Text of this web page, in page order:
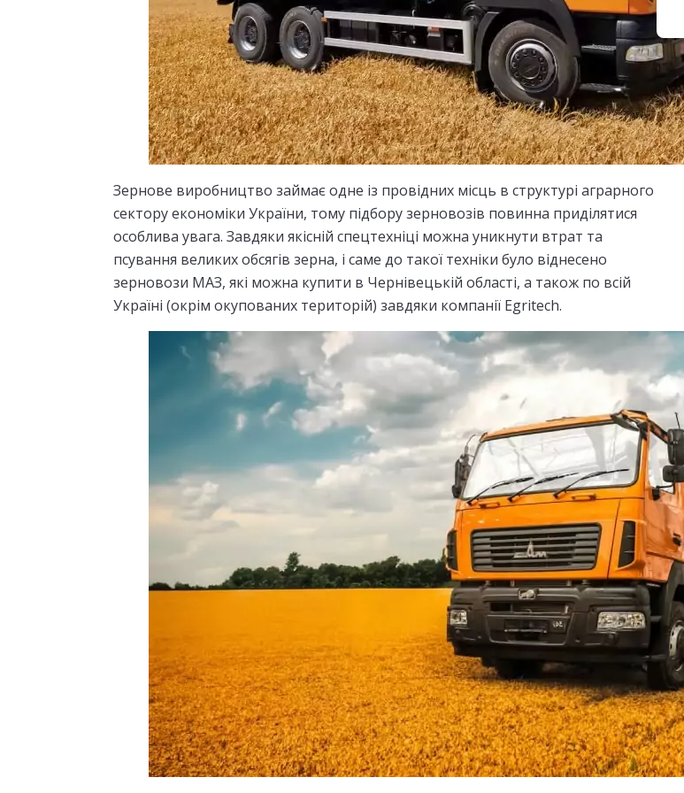
Зернове виробництво займає одне із провідних місць в структурі аграрного
сектору економіки України, тому підбору зерновозів повинна приділятися
особлива увага. Завдяки якісній спецтехніці можна уникнути втрат та
псування великих обсягів зерна, і саме до такої техніки було віднесено
зерновози МАЗ, які можна купити в Чернівецькій області, а також по всій
Україні (окрім окупованих територій) завдяки компанії Egritech.